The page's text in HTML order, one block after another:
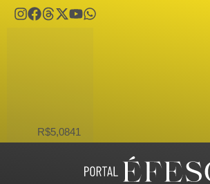
R$5,0841